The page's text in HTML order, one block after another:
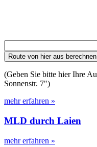
(Geben Sie bitte hier Ihre
Sonnenstr. 7")
mehr erfahren »
MLD durch Laien
mehr erfahren »